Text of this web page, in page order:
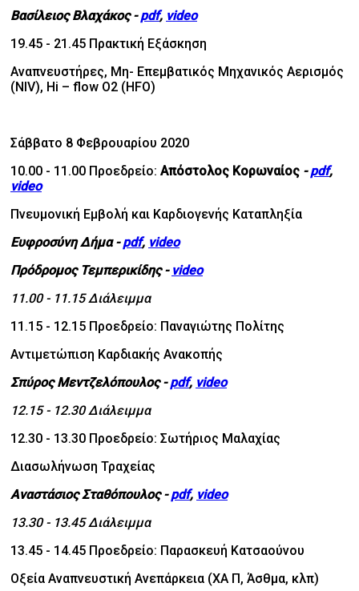
Βασίλειος Βλαχάκος-pdf, video
19.45 - 21.45 Πρακτική Εξάσκηση
Αναπνευστήρες, Μη- Επεμβατικός Μηχανικός Αερισμός
(NIV), Hi – flow Ο2 (HFO)
Σάββατο 8 Φεβρουαρίου 2020
10.00 - 11.00 Προεδρείο: Απόστολος Κορωναίος -pdf,
video
Πνευμονική Εμβολή και Καρδιογενής Καταπληξία
Ευφροσύνη Δήμα-pdf, video
Πρόδρομος Τεμπερικίδης- video
11.00 - 11.15 Διάλειμμα
11.15 - 12.15 Προεδρείο: Παναγιώτης Πολίτης
Αντιμετώπιση Καρδιακής Ανακοπής
Σπύρος Μεντζελόπουλος-pdf, video
12.15 - 12.30 Διάλειμμα
12.30 - 13.30 Προεδρείο: Σωτήριος Μαλαχίας
Διασωλήνωση Τραχείας
Αναστάσιος Σταθόπουλος-pdf, video
13.30 - 13.45 Διάλειμμα
13.45 - 14.45 Προεδρείο: Παρασκευή Κατσαούνου
Οξεία Αναπνευστική Ανεπάρκεια (ΧΑ Π, Άσθμα, κλπ)